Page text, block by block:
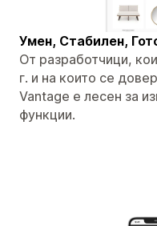
Умен, Стабилен,
От разработчици,
г. и на които се
Vantage е лесен за
функции.